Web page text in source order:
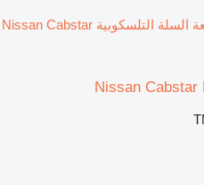
رافعة السلة التلسكوبية Nissan Cabstar
Nissan Cabstar